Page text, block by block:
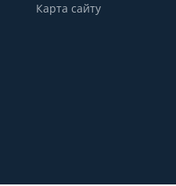
Карта сайту